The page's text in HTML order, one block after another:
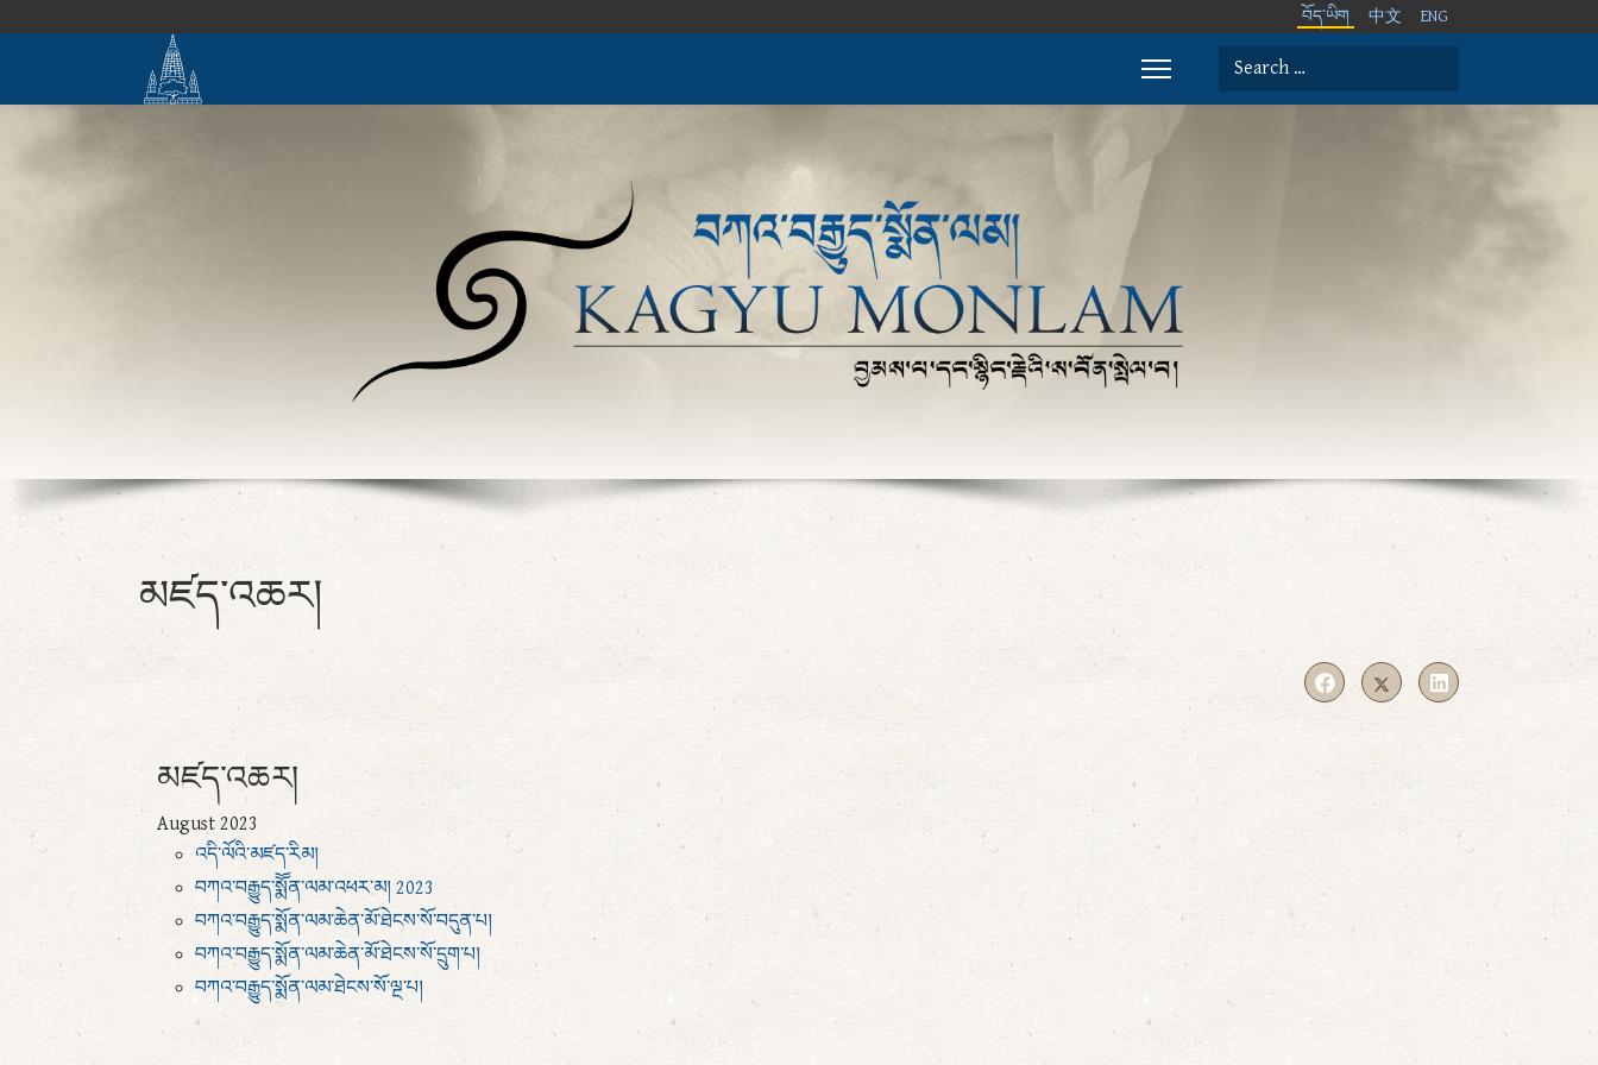
བོད་ཡིག 中文 ENG
Search
Type 2 or more characters for results.
མཛད་འཆར།
མཛད་འཆར།
August 2023
འདི་ལོའི་མཛད་རིམ།
བཀའ་བརྒྱུད་སྨོོན་ལམ་འཕར་མ། 2023
བཀའ་བརྒྱུད་སྨོན་ལམ་ཆེན་མོ་ཐེངས་སོ་བདུན་པ།
བཀའ་བརྒྱུད་སྨོན་ལམ་ཆེན་མོ་ཐེངས་སོ་དྲུག་པ།
བཀའ་བརྒྱུད་སྨོན་ལམ་ཐེངས་སོ་ལྔ་པ།